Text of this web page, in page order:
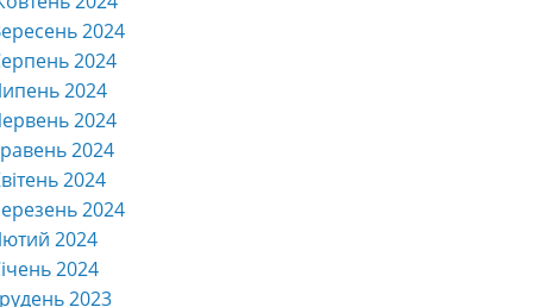
2024
2024
2024
2024
2024
2024
2024
2024
2024
2023